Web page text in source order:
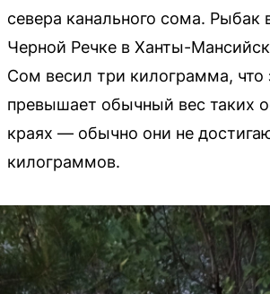
севера канального сома. Рыбак
Черной Речке в Ханты-
Сом весил три килограмма, что
превышает обычный вес таких
краях — обычно они не
килограммов.